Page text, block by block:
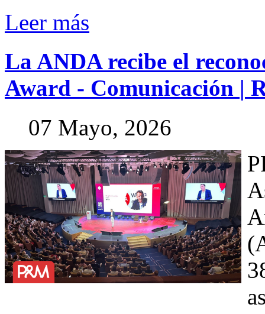
Leer más
La ANDA recibe el
Award - Comunicación |
07 Mayo, 2026